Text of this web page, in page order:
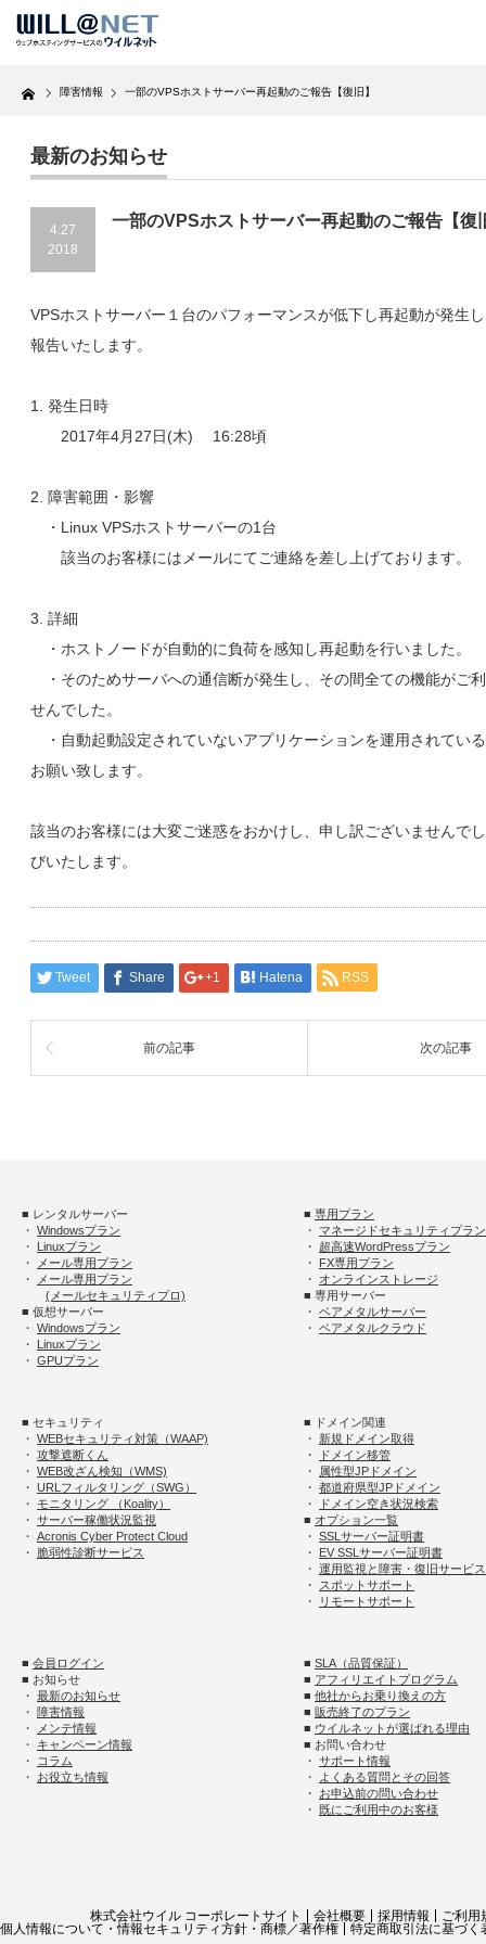
Home 障害情報 一部のVPSホストサーバー再起動のご報告【復旧】
最新のお知らせ
4.27
2018
一部のVPSホストサーバー再起動のご報告【復
VPSホストサーバー１台のパフォーマンスが低下し再起動が発生
報告いたします。
1. 発生日時
2017年4月27日(木) 16:28頃
2. 障害範囲・影響
・Linux VPSホストサーバーの1台
該当のお客様にはメールにてご連絡を差し上げております。
3. 詳細
・ホストノードが自動的に負荷を感知し再起動を行いました。
・そのためサーバへの通信断が発生し、その間全ての機能がご
せんでした。
・自動起動設定されていないアプリケーションを運用されてい
お願い致します。
該当のお客様には大変ご迷惑をおかけし、申し訳ございませんで
びいたします。
Tweet Share +1 Hatena RSS
前の記事 次の記事
■ レンタルサーバー ■ 専用プラン
・ Windowsプラン ・ マネージドセキュリティプラン
・ Linuxプラン ・ 超高速WordPressプラン
・
メール専用プラン ・ FX専用プラン
・
メール専用プラン ・ オンラインストレージ
(メールセキュリティプロ)
■ 専用サーバー
■ 仮想サーバー
・ ベアメタルサーバー
・ Windowsプラン ・ ベアメタルクラウド
・ Linuxプラン
・ GPUプラン
■ セキュリティ
■ ドメイン関連
・ WEBセキュリティ対策（WAAP) ・ 新規ドメイン取得
・ 攻撃遮断くん ・
ドメイン移管
・ WEB改ざん検知（WMS) ・
属性型JPドメイン
・ URLフィルタリング（SWG） ・ 都道府県型JPドメイン
・ モニタリング （Koality） ・
ドメイン空き状況検索
・ サーバー稼働状況監視 ■ オプション一覧
・ Acronis Cyber Protect Cloud ・ SSLサーバー証明書
・ 脆弱性診断サービス ・ EV SSLサーバー証明書
・ 運用監視と障害・復旧サービス
・ スポットサポート
・
リモートサポート
■ 会員ログイン ■ SLA（品質保証）
■ お知らせ
■ アフィリエイトプログラム
・ 最新のお知らせ ■ 他社からお乗り換えの方
・ 障害情報 ■ 販売終了のプラン
・
メンテ情報 ■ ウイルネットが選ばれる理由
・ キャンペーン情報
■ お問い合わせ
・
コラム ・ サポート情報
・ お役立ち情報 ・
よくある質問とその回答
・ お申込前の問い合わせ
・ 既にご利用中のお客様
株式会社ウイル コーポレートサイト 会社概要 採用情報
ご利用
個人情報について・情報セキュリティ方針・商標／著作権
特定商取引法に基づく